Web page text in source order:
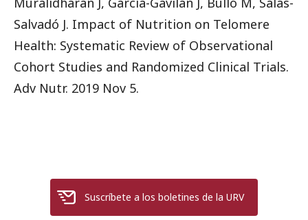
Salvadó J. Impact of Nutrition on Telomere
Health: Systematic Review of Observational
Cohort Studies and Randomized Clinical Trials.
Adv Nutr. 2019 Nov 5.
Suscríbete a los boletines de la URV